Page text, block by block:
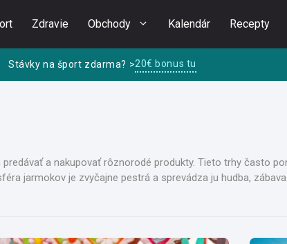
Zdravie Obchody Kalendár Recepty
Stávky na šport zdarma? >20€ bonus tu
a nakupovať rôznorodé produkty. Tieto trhy často
jarmokov je zvyčajne pestrá a sprevádza ju hudba,